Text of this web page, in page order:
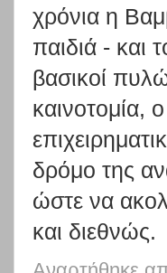
χρόνια η
παιδιά - και
βασικοί
καινοτομία,
δρόμο της
ώστε να
και διεθνώς.